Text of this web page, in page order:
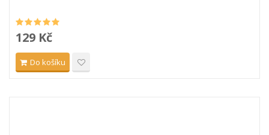
129 Kč
Do košíku